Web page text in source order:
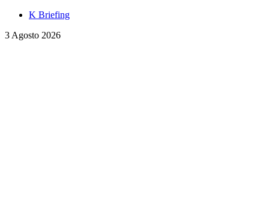
K Briefing
3 Agosto 2026